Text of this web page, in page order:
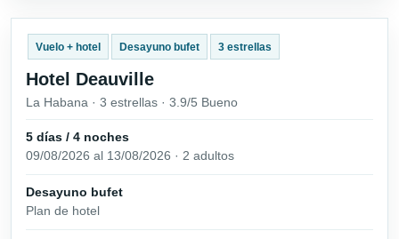
Vuelo + hotel Desayuno bufet 3 estrellas
Hotel Deauville
La Habana · 3 estrellas · 3.9/5 Bueno
5 días / 4 noches
09/08/2026 al 13/08/2026 · 2 adultos
Desayuno bufet
Plan de hotel